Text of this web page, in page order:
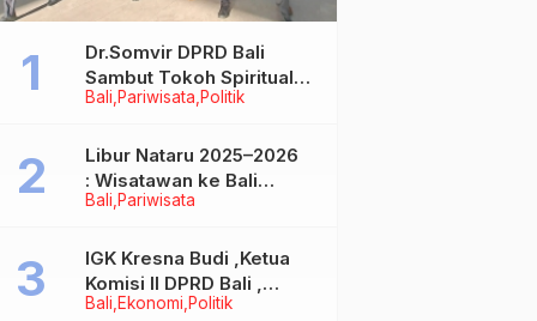
Bali Pariwisata Politik
Dr.Somvir DPRD Bali
Sambut Tokoh Spiritual
India Baba Bageshwar
Bali Pariwisata
Libur Nataru 2025–2026
: Wisatawan ke Bali
Meningkat, Isu Penurunan
Bali Ekonomi Politik
IGK Kresna Budi ,Ketua
Komisi II DPRD Bali ,
Angkat Bicara Soal